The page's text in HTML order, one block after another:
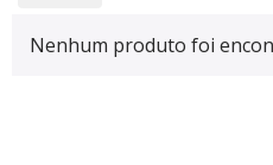
Nenhum produto foi